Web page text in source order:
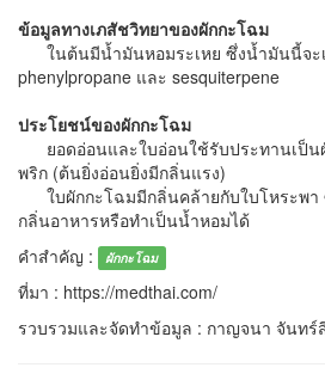
ข้อมูลทางเภสัชวิทยาของผักกะโฉม
ในต้นมีน้ำมันหอมระเหย ซึ่งน้ำมันนี้จะ
phenylpropane และ sesquiterpene
ประโยชน์ของผักกะโฉม
ยอดอ่อนและใบอ่อนใช้รับประทานเป็น
พริก (ต้นยิ่งอ่อนยิ่งมีกลิ่นแรง)
ใบผักกะโฉมมีกลิ่นคล้ายกับใบโหระพา
กลิ่นอาหารหรือทำเป็นน้ำหอมได้
คำสำคัญ :
ผักกะโฉม
ที่มา : https://medthai.com/
รวบรวมและจัดทำข้อมูล : กาญจนา จันทร์